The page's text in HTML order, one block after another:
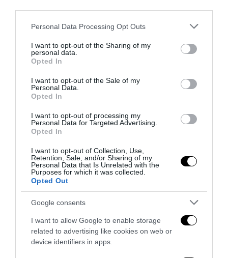
Please note that this website/app uses one or more Google
not limited to your visit or usage behaviour. You may click to
grant or deny consent to Google and its third-party tags to
use your data for below specified purposes in below Google
consent section.
Personal Data Processing Opt Outs
I want to opt-out of the Sharing of my
personal data.
Opted In
I want to opt-out of the Sale of my
Personal Data.
Opted In
I want to opt-out of processing my
Personal Data for Targeted Advertising.
Opted In
I want to opt-out of Collection, Use,
Retention, Sale, and/or Sharing of my
Personal Data that Is Unrelated with the
Purposes for which it was collected.
Opted Out
Google consents
I want to allow Google to enable storage
related to advertising like cookies on web or
device identifiers in apps.
L’immigrazione è l’ultimo rifugio degli incapaci: contro
l’economia delle braccia
27 Luglio 2026